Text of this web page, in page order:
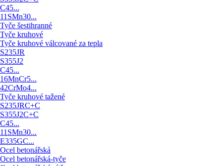
C45...
11SMn30...
Tyče šestihranné
Tyče kruhové
Tyče kruhové válcované za tepla
S235JR
S355J2
C45...
16MnCr5...
42CrMo4...
Tyče kruhové tažené
S235JRC+C
S355J2C+C
C45...
11SMn30...
E335GC...
Ocel betonářská
Ocel betonářská-tyče